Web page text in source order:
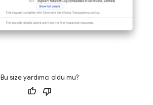
Bu size yardımcı oldu mu?